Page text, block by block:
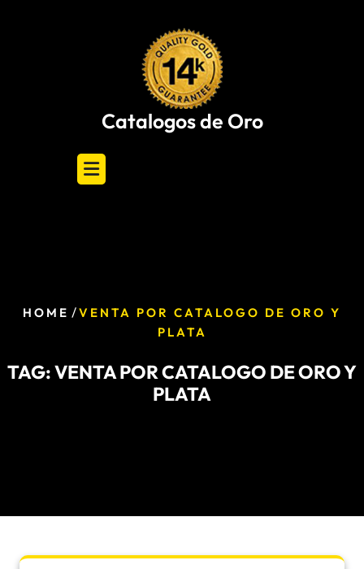
Catalogos de Oro
HOME /VENTA POR CATALOGO DE ORO Y
PLATA
TAG:VENTA POR CATALOGO DE ORO Y
PLATA